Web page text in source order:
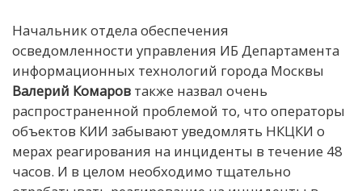
Начальник отдела обеспечения
осведомленности управления ИБ Департамента
информационных технологий города Москвы
Валерий Комаров также назвал очень
распространенной проблемой то, что операторы
объектов КИИ забывают уведомлять НКЦКИ о
мерах реагирования на инциденты в течение 48
часов. И в целом необходимо тщательно